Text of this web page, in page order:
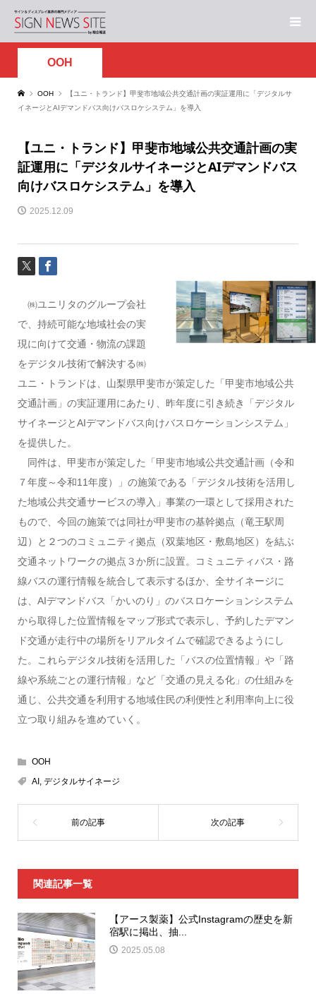
OOH
OOH
【ユニ・トランド】甲斐市地域公共交通計画の実証運用に「デジタルサ
イネージとAIデマンドバス向けバスロケシステム」を導入
【ユニ・トランド】甲斐市地域公共交通計画の実
証運用に「デジタルサイネージとAIデマンドバス
向けバスロケシステム」を導入
2025.12.09
㈱ユニリタのグループ会社
で、持続可能な地域社会の実
現に向けて交通・物流の課題
をデジタル技術で解決する㈱
ユニ・トランドは、山梨県甲斐市が策定した「甲斐市地域公共
交通計画」の実証運用にあたり、昨年度に引き続き「デジタル
サイネージとAIデマンドバス向けバスロケーションシステム」
を提供した。
同件は、甲斐市が策定した「甲斐市地域公共交通計画（令和
７年度～令和11年度）」の施策である「デジタル技術を活用し
た地域公共交通サービスの導入」事業の一環として採用された
もので、今回の施策では同社が甲斐市の基幹拠点（竜王駅周
辺）と２つのコミュニティ拠点（双葉地区・敷島地区）を結ぶ
交通ネットワークの拠点３か所に設置。コミュニティバス・路
線バスの運行情報を統合して表示するほか、全サイネージに
は、AIデマンドバス「かいのり」のバスロケーションシステム
から取得した位置情報をマップ形式で表示し、予約したデマン
ド交通が走行中の場所をリアルタイムで確認できるようにし
た。これらデジタル技術を活用した「バスの位置情報」や「路
線や系統ごとの運行情報」など「交通の見える化」の仕組みを
通じ、公共交通を利用する地域住民の利便性と利用率向上に役
立つ取り組みを進めていく。
OOH
AI , デジタルサイネージ
関連記事一覧
【アース製薬】公式Instagramの歴史を新
宿駅に掲出、抽...
2025.05.08